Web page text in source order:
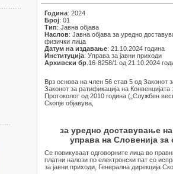
Година: 2024
Број: 01
Тип: Јавна објава
Наслов: Јавна објава за уредно
физички лица
Датум на издавање: 21.10.2024 година
Институција: Управа за јавни приходи
Архивски бр .16-8258/1 од 21.10.2024
Врз основа на член 56 став 5 од
Законот за ратификација на
Протоколот од 2010 година („Службен
Скопје објавува,
за уредно доставување
управа на Словенија
Се повикуваат одговорните лица во
платни налози по електронски пат со
за јавни приходи, Генерална дирекција